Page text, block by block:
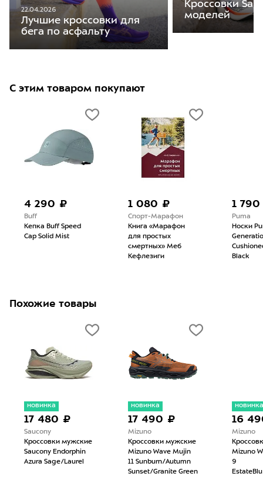
22.04.2026
Лучшие кроссовки для
бега по асфальту
Кроссовки
моделей
С этим товаром покупают
4 290 ₽
Buff
Кепка Buff Speed
Cap Solid Mist
1 080 ₽
Спорт-Марафон
Книга «Марафон
для простых
смертных» Меб
Кефлезиги
1
Puma
Носки
Black
Похожие товары
новинка
17 480 ₽
Saucony
Кроссовки мужские
Saucony Endorphin
Azura Sage/Laurel
новинка
17 490 ₽
Mizuno
Кроссовки мужские
Mizuno Wave Mujin
11 Sunburn/Autumn
Sunset/Granite Green
новинка
16
Mizuno
Mizuno
9